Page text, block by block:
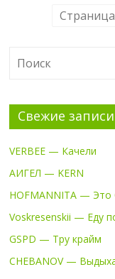
Свежие записи
VERBEE — Качели
АИГЕЛ — KERN
HOFMANNITA —
Voskresenskii — Еду
GSPD — Тру крайм
CHEBANOV —